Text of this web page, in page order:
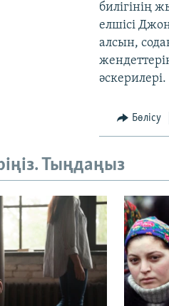
билігінің
елшісі
алсын,
әскерилері.
Бөлісу
Тыңдаңыз